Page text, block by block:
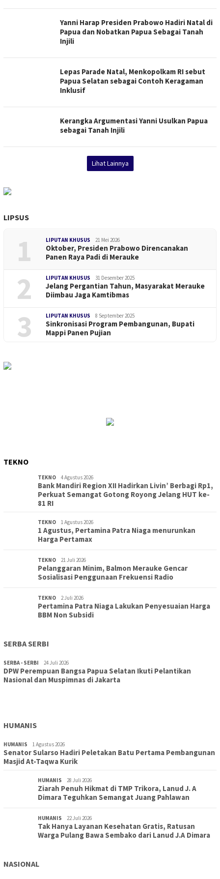
Yanni Harap Presiden Prabowo Hadiri Natal di
Papua dan Nobatkan Papua Sebagai Tanah
Injili
​Lepas Parade Natal, Menkopolkam RI sebut
Papua Selatan sebagai Contoh Keragaman
Inklusif
Kerangka Argumentasi Yanni Usulkan Papua
sebagai Tanah Injili
Lihat Lainnya
LIPSUS
1 LIPUTAN KHUSUS 21 Mei 2026
Oktober, Presiden Prabowo Direncanakan
Panen Raya Padi di Merauke
2 LIPUTAN KHUSUS 31 Desember 2025
Jelang Pergantian Tahun, Masyarakat Merauke
Diimbau Jaga Kamtibmas
3 LIPUTAN KHUSUS 8 September 2025
Sinkronisasi Program Pembangunan, Bupati
Mappi Panen Pujian
TEKNO
TEKNO 4 Agustus 2026
Bank Mandiri Region XII Hadirkan Livin’ Berbagi Rp1,
Perkuat Semangat Gotong Royong Jelang HUT ke-
81 RI
TEKNO 1 Agustus 2026
1 Agustus, Pertamina Patra Niaga menurunkan
Harga Pertamax
TEKNO 21 Juli 2026
Pelanggaran Minim, Balmon Merauke Gencar
Sosialisasi Penggunaan Frekuensi Radio
TEKNO 2 Juli 2026
Pertamina Patra Niaga Lakukan Penyesuaian Harga
BBM Non Subsidi
SERBA SERBI
SERBA - SERBI 24 Juli 2026
DPW Perempuan Bangsa Papua Selatan Ikuti Pelantikan
Nasional dan Muspimnas di Jakarta
TOPIK 30 Juli 2026
Wujudkan Sekolah Adiwiyata:SD Inpres Polder Merauke
HUMANIS
HUMANIS 1 Agustus 2026
Senator Sularso Hadiri Peletakan Batu Pertama Pembangunan
Masjid At-Taqwa Kurik
HUMANIS 28 Juli 2026
Ziarah Penuh Hikmat di TMP Trikora, Lanud J. A
Dimara Teguhkan Semangat Juang Pahlawan
HUMANIS 22 Juli 2026
Tak Hanya Layanan Kesehatan Gratis, Ratusan
Warga Pulang Bawa Sembako dari Lanud J.A Dimara
NASIONAL